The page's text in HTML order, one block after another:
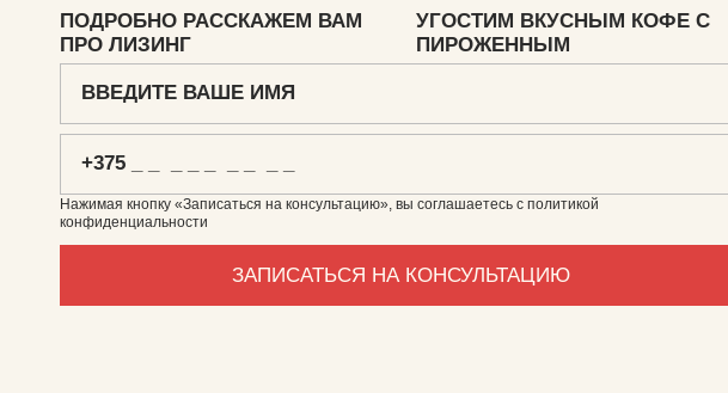
ПОДРОБНО РАССКАЖЕМ ВАМ
ПРО ЛИЗИНГ
УГОСТИМ ВКУСНЫМ КОФЕ С
ПИРОЖЕННЫМ
Нажимая кнопку «Записаться на консультацию», вы соглашаетесь с политикой
конфиденциальности